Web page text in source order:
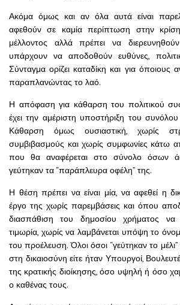
Ακόμα όμως και αν όλα αυτά είναι
αφεθούν σε καμία περίπτωση στην
μέλλοντος αλλά πρέπει να
υπάρχουν να αποδοθούν ευθύνες,
Σύνταγμα ορίζει καταδίκη και για όποιους
παραπλανώντας το λαό.
Η απόφαση για κάθαρση του πολιτικού
έχει την αμέριστη υποστήριξη του
Κάθαρση όμως ουσιαστική, χωρίς
συμβιβασμούς και χωρίς συμφωνίες κάτω
που θα αναφέρεται στο σύνολο όσων
γεύτηκαν τα “παράπλευρα οφέλη” της.
Η θέση πρέπει να είναι μία, να αφεθεί η
έργο της χωρίς παρεμβάσεις και όπου
διασπάθιση του δημοσίου χρήματος να
τιμωρία, χωρίς να λαμβάνεται υπόψη το
του προέλευση. Όλοι όσοι “γεύτηκαν το
στη δικαιοσύνη είτε ήταν Υπουργοί,
της κρατικής διοίκησης, όσο υψηλή ή όσο
ο καθένας τους.